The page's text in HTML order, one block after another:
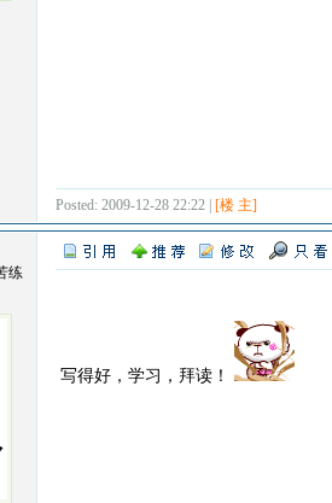
Posted: 2009-12-28 22:22 | [楼 主]
练
写得好，学习，拜读！